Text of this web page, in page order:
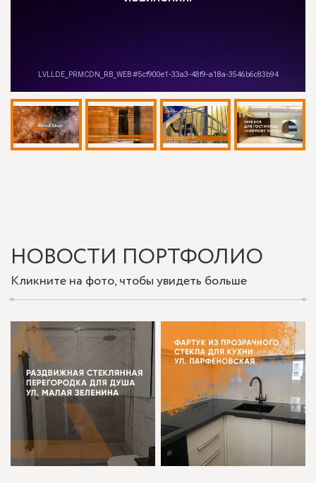
НОВОСТИ ПОРТФОЛИО
Кликните на фото, чтобы увидеть больше